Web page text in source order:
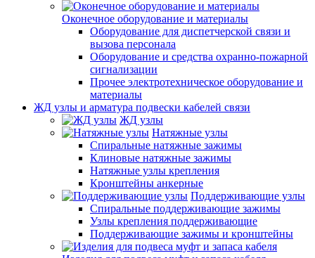
Оконечное оборудование и материалы
Оборудование для диспетчерской связи и
вызова персонала
Оборудование и средства охранно-пожарной
сигнализации
Прочее электротехническое оборудование и
материалы
ЖД узлы и арматура подвески кабелей связи
ЖД узлы
Натяжные узлы
Спиральные натяжные зажимы
Клиновые натяжные зажимы
Натяжные узлы крепления
Кронштейны анкерные
Поддерживающие узлы
Спиральные поддерживающие зажимы
Узлы крепления поддерживающие
Поддерживающие зажимы и кронштейны